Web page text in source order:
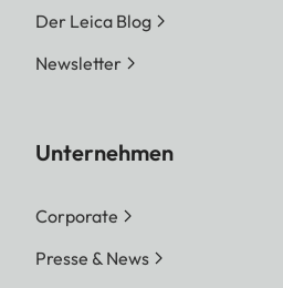
Der Leica Blog
Newsletter
Unternehmen
Corporate
Presse & News